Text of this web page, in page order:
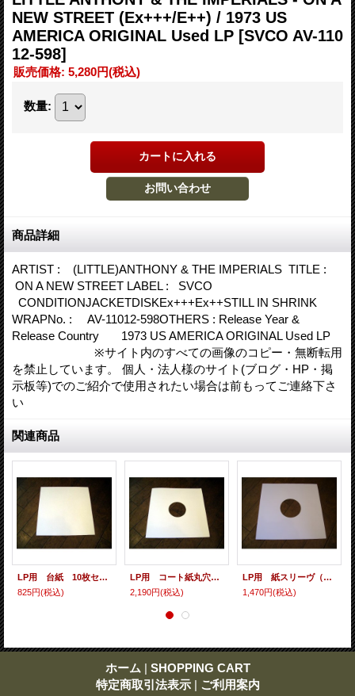
NEW STREET (Ex+++/E++) / 1973 US
AMERICA ORIGINAL Used LP [SVCO AV-110
12-598]
販売価格: 5,280円(税込)
数量:
商品詳細
ARTIST : (LITTLE)ANTHONY & THE IMPERIALS TITLE :
ON A NEW STREET LABEL : SVCO
CONDITIONJACKETDISKEx+++Ex++STILL IN SHRINK
WRAPNo. : AV-11012-598OTHERS : Release Year &
Release Country 1973 US AMERICA ORIGINAL Used LP
※サイト内のすべての画像のコピー・無断転用
を禁止しています。 個人・法人様のサイト(ブログ・HP・掲
示板等)でのご紹介で使用されたい場合は前もってご連絡下さ
い
関連商品
LP用 台紙 10枚セット
825円(税込)
LP用 コート紙丸穴ジャケ 10枚セット
2,190円(税込)
LP用 紙スリーヴ（レギュラー 四角の角） 10枚セット
1,470円(税込)
ホーム | SHOPPING CART
特定商取引法表示 | ご利用案内